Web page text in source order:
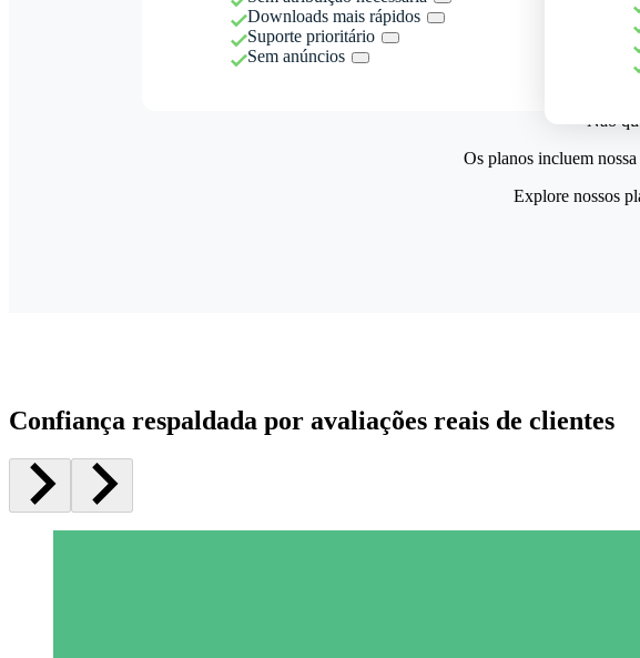
Downloads mais rápidos
Suporte prioritário
Sem anúncios
Não
Os planos incluem nossa
Explore nossos
Confiança respaldada por avaliações reais de clientes